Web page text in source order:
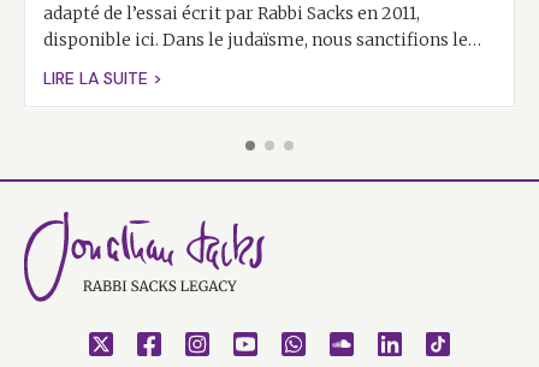
adapté de l’essai écrit par Rabbi Sacks en 2011,
disponible ici. Dans le judaïsme, nous sanctifions le…
LIRE LA SUITE >